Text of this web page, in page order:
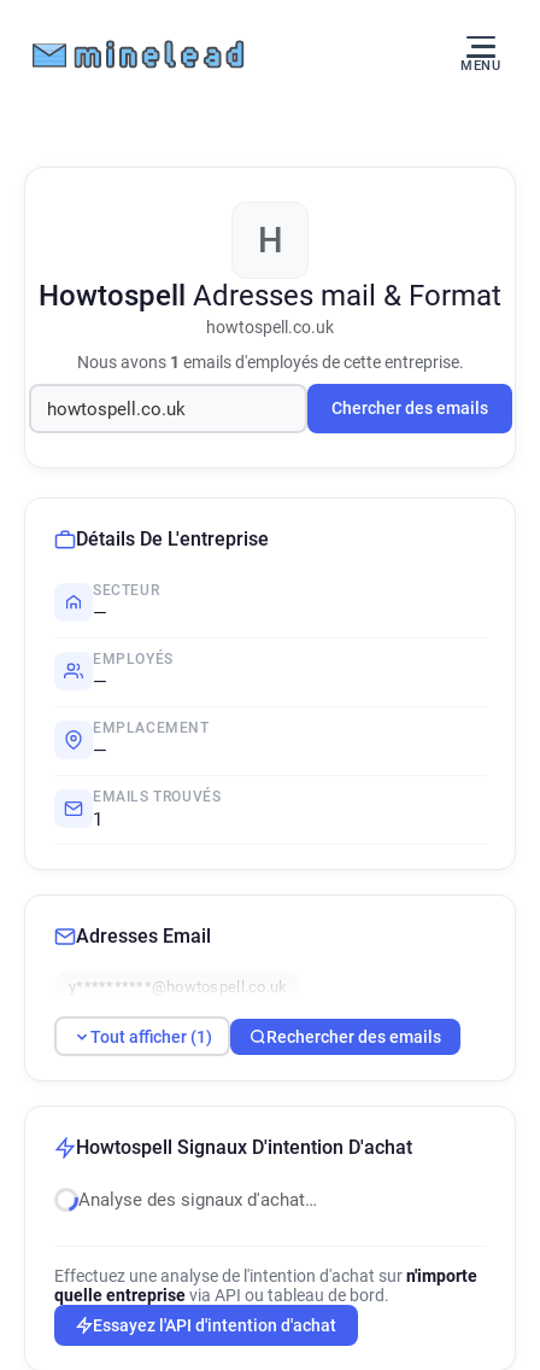
MENU
H
Howtospell Adresses mail & Format
howtospell.co.uk
Nous avons 1 emails d'employés de cette entreprise.
Chercher des emails
Détails De L'entreprise
SECTEUR
—
EMPLOYÉS
—
EMPLACEMENT
—
EMAILS TROUVÉS
1
Adresses Email
y**********@howtospell.co.uk
Tout afficher (1) Rechercher des emails
Howtospell Signaux D'intention D'achat
Analyse des signaux d'achat…
Effectuez une analyse de l'intention d'achat surn'importe
quelle entreprisevia API ou tableau de bord.
Essayez l'API d'intention d'achat